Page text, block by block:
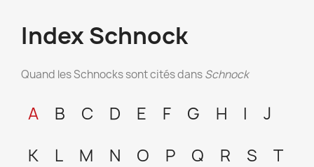
Index Schnock
Quand les Schnocks sont cités dansSchnock
A B C D E F G H I
J
K
L M N O P Q R S
T